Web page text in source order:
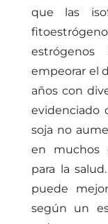
que las
empeorar el
años con
evidenciado
soja no
en muchos
para la
puede
según un